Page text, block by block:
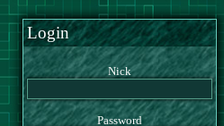
Login
Nick
Password